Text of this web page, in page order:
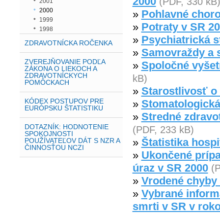
2000
1999
1998
ZDRAVOTNÍCKA ROČENKA
ZVEREJŇOVANIE PODĽA
ZÁKONA O LIEKOCH A
ZDRAVOTNÍCKYCH
POMÔCKACH
KÓDEX POSTUPOV PRE
EURÓPSKU ŠTATISTIKU
DOTAZNÍK: HODNOTENIE
SPOKOJNOSTI
POUŽÍVATEĽOV DÁT S NZR A
ČINNOSŤOU NCZI
» Pohlavné
» Potraty v SR
» Psychiatrická
» Samovraždy a
» Spoločné
kB)
» Starostlivosť o
»
» Stredné
(PDF, 233 kB)
» Štatistika
» Ukončené
úraz v SR 2000
» Vrodené chyby
» Vybrané
smrti v SR v